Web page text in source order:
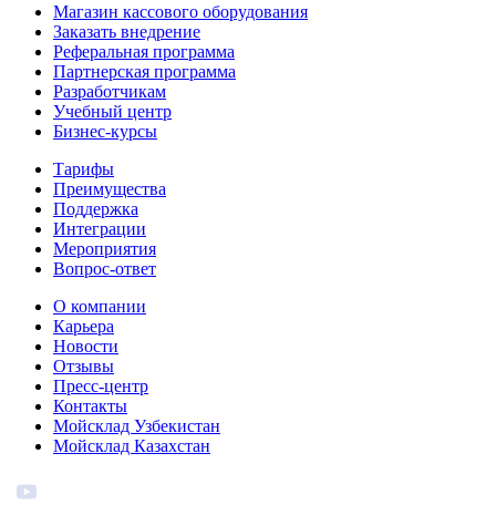
Магазин кассового оборудования
Заказать внедрение
Реферальная программа
Партнерская программа
Разработчикам
Учебный центр
Бизнес‑курсы
Тарифы
Преимущества
Поддержка
Интеграции
Мероприятия
Вопрос-ответ
О компании
Карьера
Новости
Отзывы
Пресс-центр
Контакты
Мойсклад Узбекистан
Мойсклад Казахстан